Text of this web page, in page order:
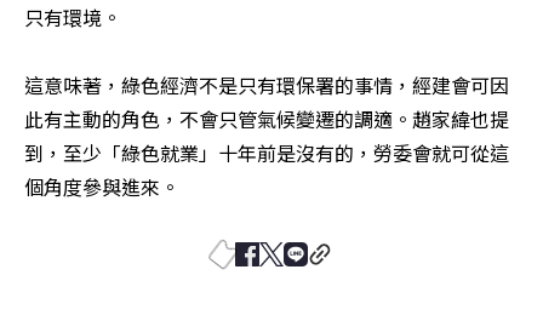
只有環境。
這意味著，綠色經濟不是只有環保署的事情，經建會可因
此有主動的角色，不會只管氣候變遷的調適。趙家緯也提
到，至少「綠色就業」十年前是沒有的，勞委會就可從這
個角度參與進來。